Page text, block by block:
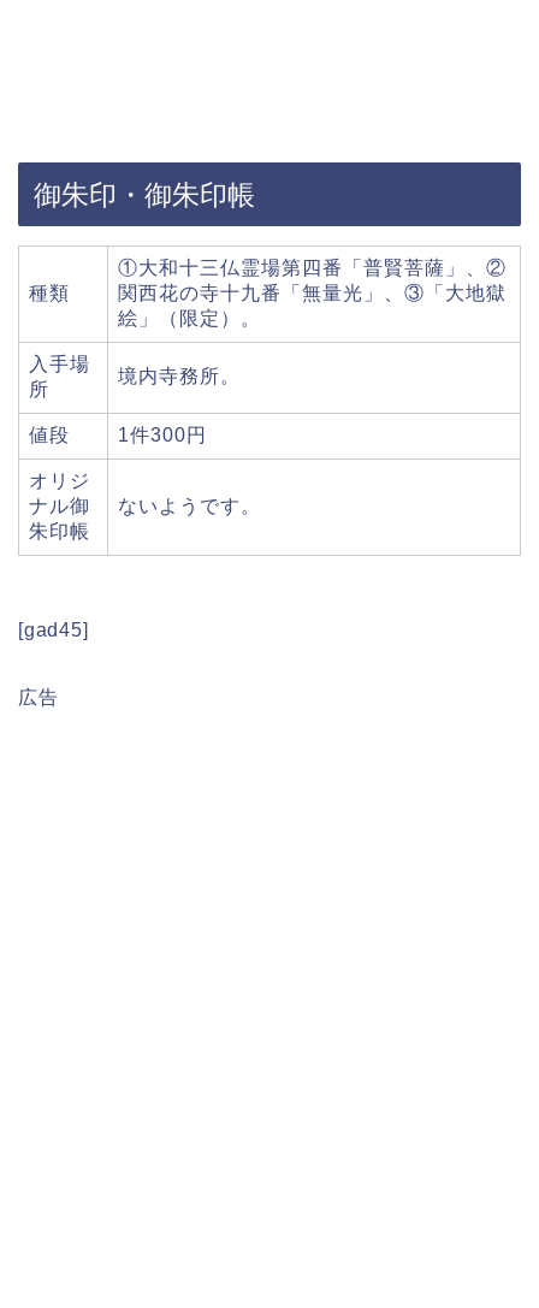
御朱印・御朱印帳
種類
①大和十三仏霊場第四番「普賢菩薩」、②
関西花の寺十九番「無量光」、③「大地獄
絵」（限定）。
入手場
所
境内寺務所。
値段 1件300円
オリジ
ナル御
朱印帳
ないようです。
[gad45]
広告